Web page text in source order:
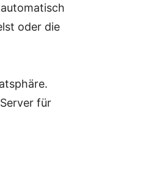
oder die
für